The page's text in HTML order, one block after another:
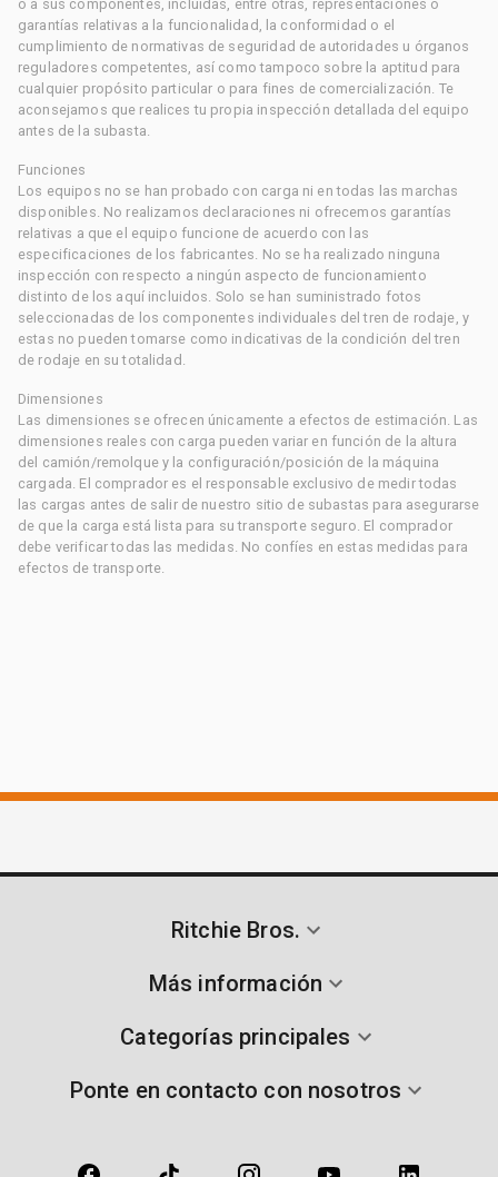
o a sus componentes, incluidas, entre otras, representaciones o
garantías relativas a la funcionalidad, la conformidad o el
cumplimiento de normativas de seguridad de autoridades u órganos
reguladores competentes, así como tampoco sobre la aptitud para
cualquier propósito particular o para fines de comercialización. Te
aconsejamos que realices tu propia inspección detallada del equipo
antes de la subasta.
Funciones
Los equipos no se han probado con carga ni en todas las marchas
disponibles. No realizamos declaraciones ni ofrecemos garantías
relativas a que el equipo funcione de acuerdo con las
especificaciones de los fabricantes. No se ha realizado ninguna
inspección con respecto a ningún aspecto de funcionamiento
distinto de los aquí incluidos. Solo se han suministrado fotos
seleccionadas de los componentes individuales del tren de rodaje, y
estas no pueden tomarse como indicativas de la condición del tren
de rodaje en su totalidad.
Dimensiones
Las dimensiones se ofrecen únicamente a efectos de estimación. Las
dimensiones reales con carga pueden variar en función de la altura
del camión/remolque y la configuración/posición de la máquina
cargada. El comprador es el responsable exclusivo de medir todas
las cargas antes de salir de nuestro sitio de subastas para asegurarse
de que la carga está lista para su transporte seguro. El comprador
debe verificar todas las medidas. No confíes en estas medidas para
efectos de transporte.
Ritchie Bros.
Más información
Categorías principales
Ponte en contacto con nosotros